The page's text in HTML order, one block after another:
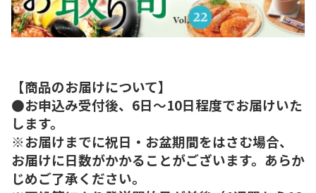
【商品のお届けについて】
●お申込み受付後、6日～10日程度でお届けいた
します。
※お届けまでに祝日・お盆期間をはさむ場合、
お届けに日数がかかることがございます。あらか
じめご了承ください。